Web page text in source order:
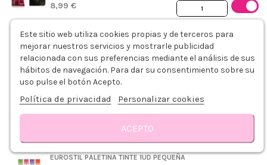
8,99 €
L'ORÉAL MAJIREL OXIDANTE 30VOL. 9% 1000ML
12,89 €
PLASTICAPS PEINADOR DESECHABLE AZUL 5UDS
EUROSTIL PALETINA TINTE 1UD PEQUEÑA
DescripciónModo de empleoDetalles del productoSobre L´ORÉAL
Este sitio web utiliza cookies propias y de terceros para
mejorar nuestros servicios y mostrarle publicidad
relacionada con sus preferencias mediante el análisis de sus
hábitos de navegación. Para dar su consentimiento sobre su
uso pulse el botón Acepto.
Política de privacidad Personalizar cookies
ACEPTO